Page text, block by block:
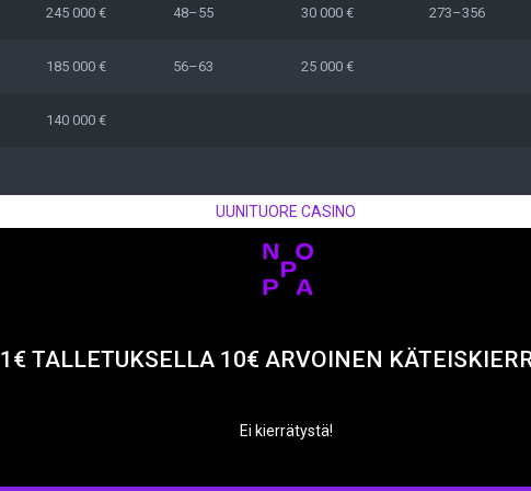
245 000 € 48–55 30 000 € 273–356
185 000 € 56–63 25 000 €
140 000 €
UUNITUORE CASINO
1€ TALLETUKSELLA 10€ ARVOINEN
Ei kierrätystä!